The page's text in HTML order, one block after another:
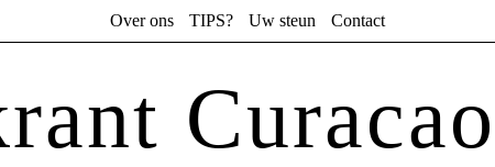
Over ons TIPS? Uw steun Contact
Curacao